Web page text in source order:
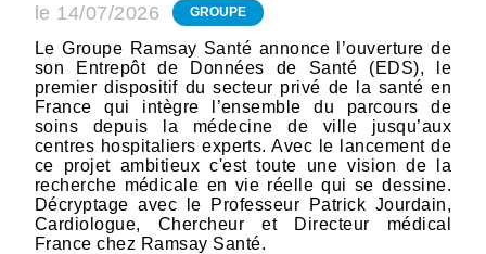
le 14/07/2026 GROUPE
Le Groupe Ramsay Santé annonce l’ouverture de
son Entrepôt de Données de Santé (EDS), le
premier dispositif du secteur privé de la santé en
France qui intègre l’ensemble du parcours de
soins depuis la médecine de ville jusqu’aux
centres hospitaliers experts. Avec le lancement de
ce projet ambitieux c'est toute une vision de la
recherche médicale en vie réelle qui se dessine.
Décryptage avec le Professeur Patrick Jourdain,
Cardiologue, Chercheur et Directeur médical
France chez Ramsay Santé.